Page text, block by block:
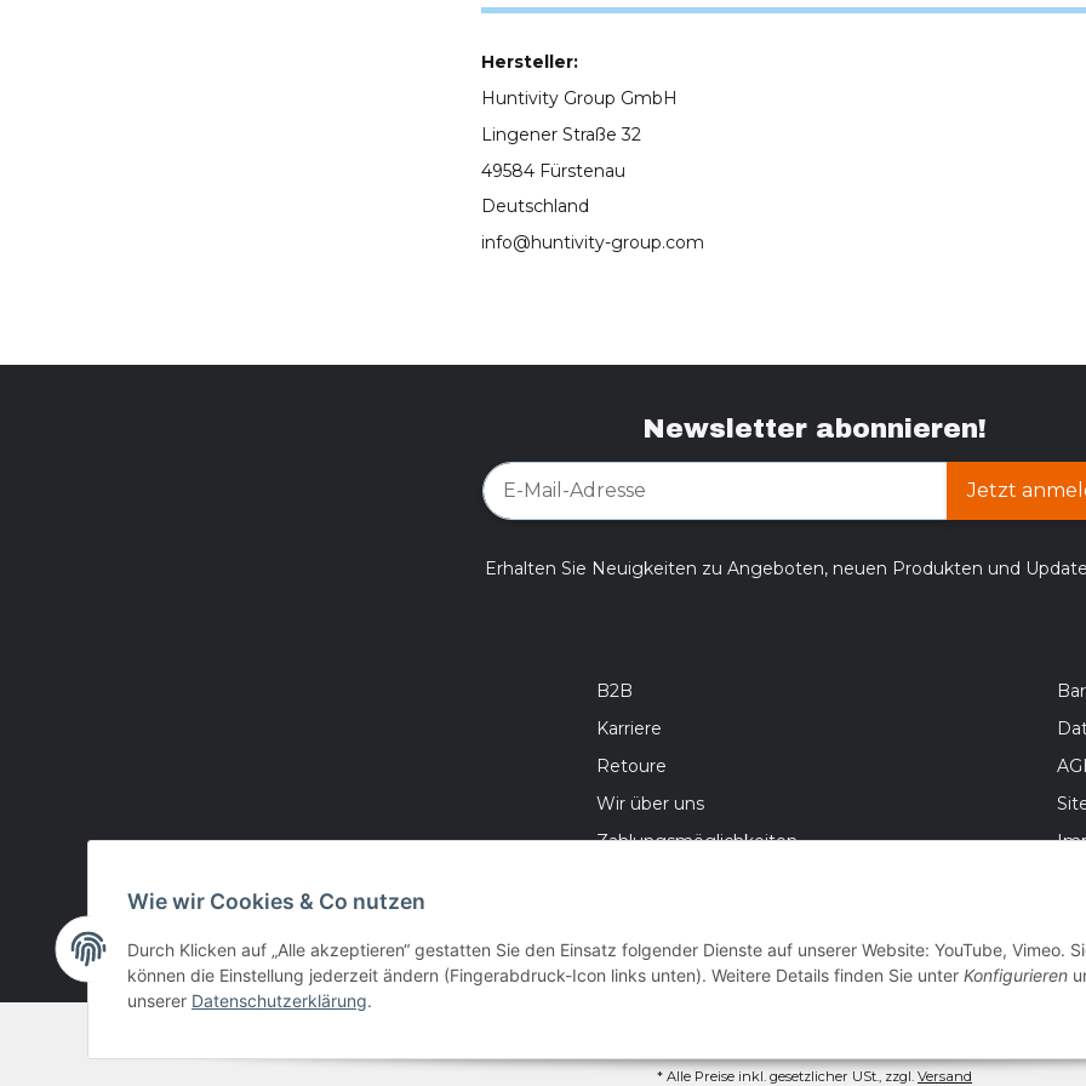
Hersteller:
Huntivity Group GmbH
Lingener Straße 32
49584 Fürstenau
Deutschland
info@huntivity-group.com
Newsletter abonnieren!
Jetzt
Erhalten Sie Neuigkeiten zu Angeboten, neuen Produkten und
B2B
Karriere
Retoure
Wir über uns
Zahlungsmöglichkeiten
* Alle Preise inkl. gesetzlicher USt., zzgl. Versand
Wie wir Cookies & Co nutzen
Durch Klicken auf „Alle akzeptieren“ gestatten Sie den Einsatz folgender Dienste auf unserer Website: YouTube, Vimeo.
können die Einstellung jederzeit ändern (Fingerabdruck-Icon links unten). Weitere Details finden Sie unter Konfigurieren
unserer Datenschutzerklärung.